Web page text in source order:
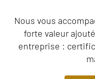
Nous vous
forte valeur
entreprise :